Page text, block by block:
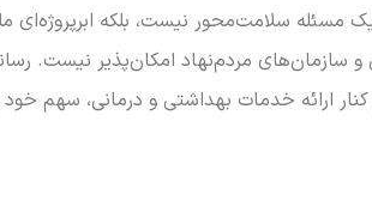
مسئله سلامت‌محور نیست، بلکه
و سازمان‌های مردم‌نهاد امکان‌پذیر نیست.
ارائه خدمات بهداشتی و درمانی، سهم